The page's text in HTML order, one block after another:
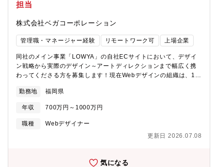
め、情報や責任範囲が分断され、無駄な工数・タイムロスが発生
命的なボトルネックであり、事業成長に直結するプロセス変革が
急務です。そのため今回、事業推進部を母体として、商品開発領
域を中心に社内のオペレーション全体をゼロベースで再構築する
セスを再設計し、業務改革をリードできる方ですが、現場で手を
動かしながら改善提案を積み重ねてきた実務経験者も歓迎しま
す。社内コンサルのような立ち位置で、課題の可視化から改善施
策の立案・実行までを一貫して担っていただきたいと考えていま
が業務の主流であり、本来であれば業務システム化すべき領域も
や再現性のある仕組み化を進めていくことで、組織の強化と成長
担当
株式会社ベガコーポレーション
管理職・マネージャー経験 リモートワーク可 上場企業
同社のメイン事業「LOWYA」の自社ECサイトにおいて、デザイ
ン戦略から実際のデザイン～アートディレクションまで幅広く携
わってくださる方を募集します！現在Webデザインの組織は、15
キャンペーンLP、タイアップLP制作・コンテンツ作成・サイト
TOP制作・カテゴリ及び商品ページ制作・フォーム及び商品ペー
ジ制作・アプリ画像制作業【本ポジションのやりがい】企業風土
としてスピード感を重視していますので、ご自身の適正な判断に
験を存分に生かしていただくことができる環境です。ベンチャー
すので、努力が評価に繋がり、自己成長を実感できます。
勤務地 福岡県
年収 700万円～1000万円
職種
Webデザイナー
更新日 2026.07.08
気になる